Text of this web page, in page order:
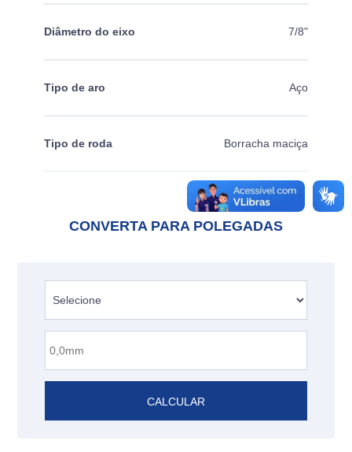
Diâmetro do eixo 7/8"
Tipo de aro Aço
Tipo de roda Borracha maciça
CONVERTA PARA POLEGADAS
CALCULAR